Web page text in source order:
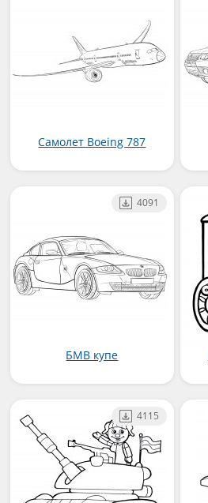
Самолет Boeing 787
БМВ купе
4091
4115